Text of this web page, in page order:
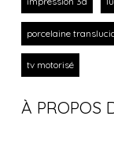
porcelaine
tv motorisé
À PROPOS